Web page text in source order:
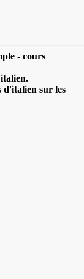
- cours
d'italien sur les